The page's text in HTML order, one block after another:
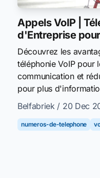
Appels VoIP |
d'Entreprise
Découvrez les
téléphonie VoIP pour
communication et
pour plus
Belfabriek / 20 Dec
numeros-de-telephone